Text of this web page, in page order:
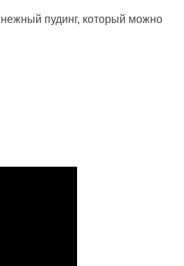
нежный пудинг, который можно